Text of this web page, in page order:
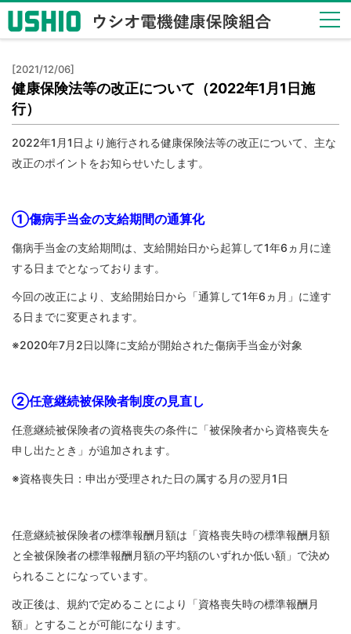
健保
のし
くみ
Health
System
付
Insurance
Benefits
保健
事業
Checkup
Procedure
申請
書一
Application
よく
ある
質問
FAQ
[2021/12/06]
健康保険法等の改正について（2022年1月1日施
行）
2022年1月1日より施行される健康保険法等の改正について、主な
改正のポイントをお知らせいたします。
①傷病手当金の支給期間の通算化
傷病手当金の支給期間は、支給開始日から起算して1年6ヵ月に達
する日までとなっております。
今回の改正により、支給開始日から「通算して1年6ヵ月」に達す
る日までに変更されます。
※2020年7月2日以降に支給が開始された傷病手当金が対象
②任意継続被保険者制度の見直し
任意継続被保険者の資格喪失の条件に「被保険者から資格喪失を
申し出たとき」が追加されます。
※資格喪失日：申出が受理された日の属する月の翌月1日
任意継続被保険者の標準報酬月額は「資格喪失時の標準報酬月額
と全被保険者の標準報酬月額の平均額のいずれか低い額」で決め
られることになっています。
改正後は、規約で定めることにより「資格喪失時の標準報酬月
額」とすることが可能になります。